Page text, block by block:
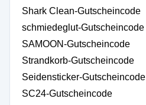
Shark Clean-Gutscheincode
schmiedeglut-Gutscheincode
SAMOON-Gutscheincode
Strandkorb-Gutscheincode
Seidensticker-Gutscheincode
SC24-Gutscheincode